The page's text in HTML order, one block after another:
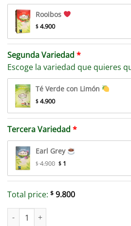
Rooibos
$ 4.900
Segunda Variedad
Escoge la variedad que quieres
Té Verde con Limón
$ 4.900
Tercera Variedad
Earl Grey
$ 4.900 $ 1
Total price: $ 9.800